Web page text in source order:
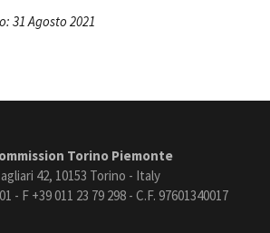
31 Agosto 2021
Torino Piemonte
42, 10153 Torino - Italy
- F +39 011 23 79 298 - C.F. 97601340017